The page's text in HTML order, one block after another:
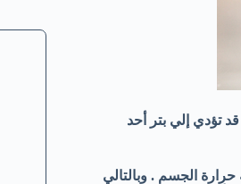
تؤدي إلي بتر أحد
الجسم . وبالتالي